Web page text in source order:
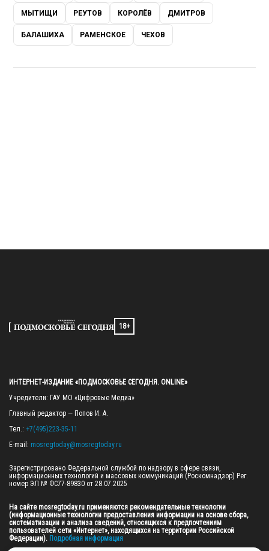
МЫТИЩИ РЕУТОВ КОРОЛЁВ ДМИТРОВ
БАЛАШИХА РАМЕНСКОЕ ЧЕХОВ
18+
ИНТЕРНЕТ-ИЗДАНИЕ «ПОДМОСКОВЬЕ СЕГОДНЯ. ONLINE»
Учредители: ГАУ МО «Цифровые Медиа»
Главный редактор — Попов И. А.
Тел.: +7(495)223-35-11
E-mail: mosregtoday@mosregtoday.ru
Зарегистрировано Федеральной службой по надзору в сфере связи,
информационных технологий и массовых коммуникаций (Роскомнадзор) Рег.
номер ЭЛ № ФС77-89830 от 28.07.2025
На сайте mosregtoday.ru применяются рекомендательные технологии
(информационные технологии предоставления информации на основе сбора,
систематизации и анализа сведений, относящихся к предпочтениям
пользователей сети «Интернет», находящихся на территории Российской
Федерации). Подробная информация